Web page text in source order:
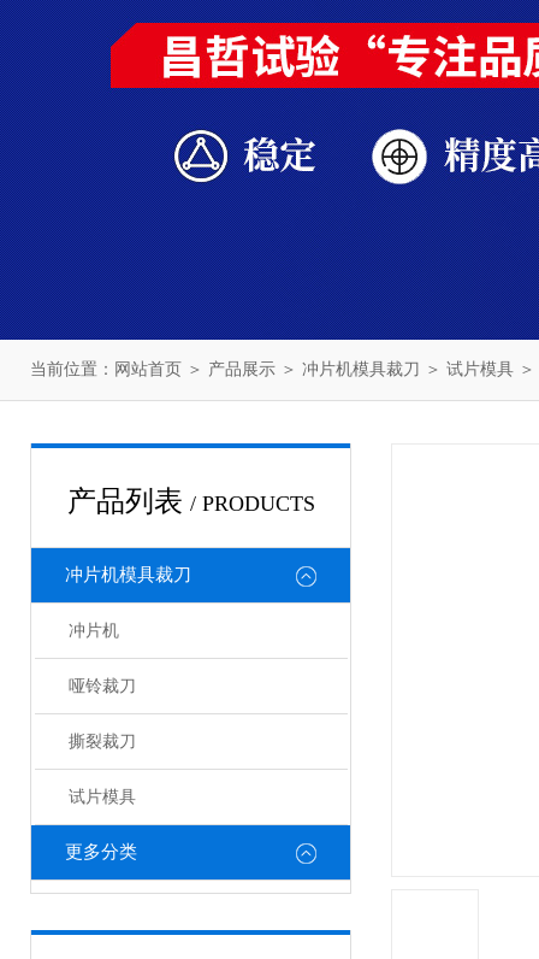
当前位置： 网站首页 ＞ 产品展示 ＞ 冲片机模具裁刀 ＞ 试片模具
产品列表 / PRODUCTS
冲片机模具裁刀
冲片机
哑铃裁刀
撕裂裁刀
试片模具
更多分类